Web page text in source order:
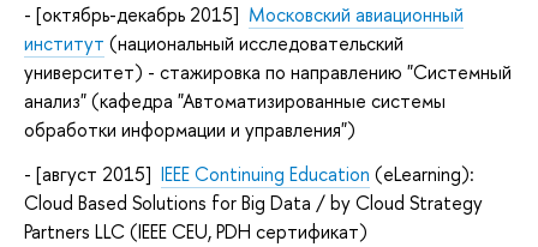
- [октябрь-декабрь 2015] Московский авиационный
институт (национальный исследовательский
университет) - стажировка по направлению "Системный
анализ" (кафедра "Автоматизированные системы
обработки информации и управления")
- [август 2015] IEEE Continuing Education (eLearning):
Cloud Based Solutions for Big Data / by Cloud Strategy
Partners LLC (IEEE CEU, PDH сертификат)